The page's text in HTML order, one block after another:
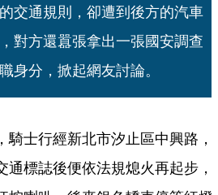
交通規則，卻遭到後方的汽車
對方還囂張拿出一張國安調查
身分，掀起網友討論。
騎士行經新北市汐止區中興路，
通標誌後便依法規熄火再起步，